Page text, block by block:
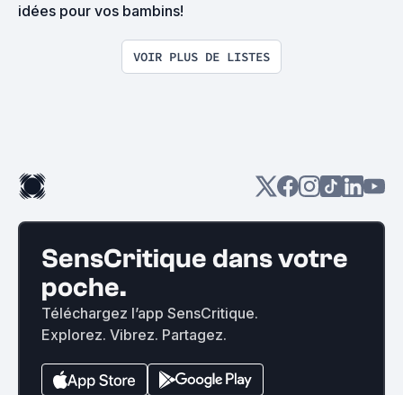
idées pour vos bambins!
VOIR PLUS DE LISTES
SensCritique dans votre
poche.
Téléchargez l’app SensCritique.
Explorez. Vibrez. Partagez.